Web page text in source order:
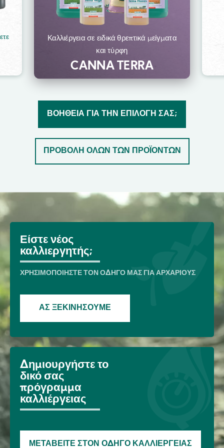
Καλλιέργεια σε ειδικά θρεπτικά μείγματα
και τύρφη
CANNA TERRA
ΒΟΉΘΕΙΑ ΓΙΑ ΤΗΝ ΕΠΙΛΟΓΉ ΣΑΣ;
ΠΡΟΒΟΛΉ ΌΛΩΝ ΤΩΝ ΠΡΟΪΌΝΤΩΝ
Είστε νέος
καλλιεργητής;
ΧΡΗΣΙΜΟΠΟΙΉΣΤΕ ΤΟΝ ΟΔΗΓΌ ΜΑΣ ΓΙΑ ΑΡΧΆΡΙΟΥΣ
ΑΣ ΞΕΚΙΝΉΣΟΥΜΕ
Δημιουργήστε το
δικό σας
πρόγραμμα
καλλιέργειας
ΜΕΤΑΒΕΊΤΕ ΣΤΟΝ ΟΔΗΓΌ ΚΑΛΛΙΈΡΓΕΙΑΣ